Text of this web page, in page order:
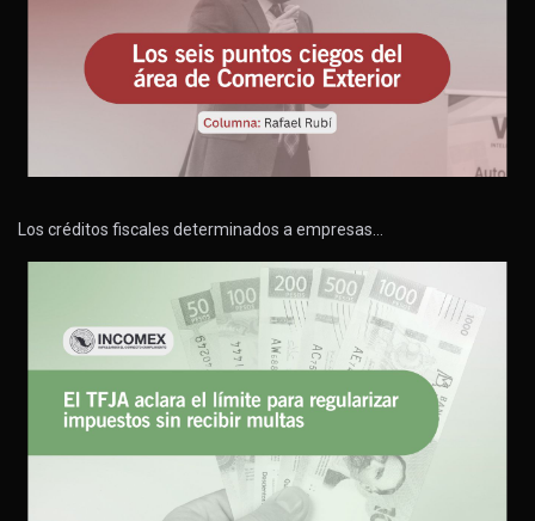
Los créditos fiscales determinados a empresas…